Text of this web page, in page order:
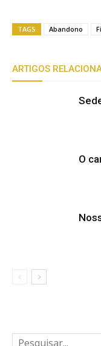
TAGS Abandono
ARTIGOS
O